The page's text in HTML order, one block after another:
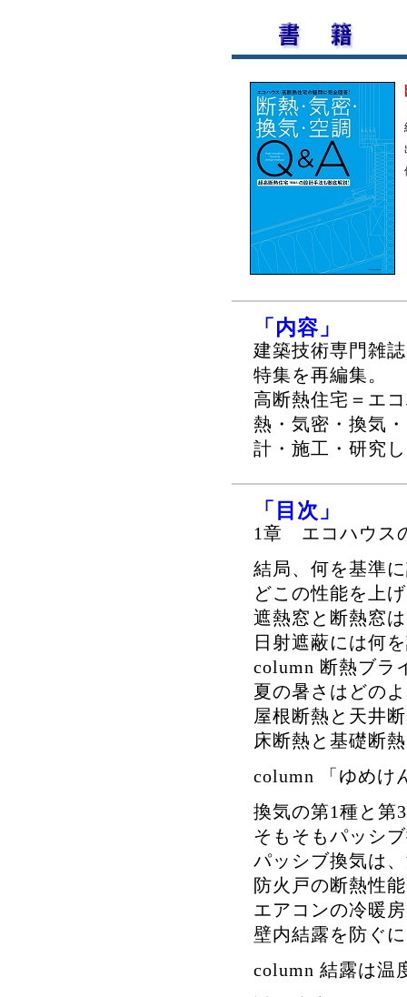
「内容」
建築技術専門雑
特集を再編集。
高断熱住宅＝エ
熱・気密・換気
計・施工・研究
「目次」
1章 エコハウス
結局、何を基準
どこの性能を上
遮熱窓と断熱窓
日射遮蔽には何
column 断熱ブラ
夏の暑さはどの
屋根断熱と天井
床断熱と基礎断
column 「ゆめけ
換気の第1種と第
そもそもパッシ
パッシブ換気は
防火戸の断熱性
エアコンの冷暖
壁内結露を防ぐ
column 結露は温